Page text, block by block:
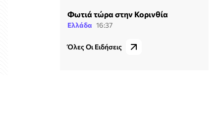
Φωτιά τώρα στην Κορινθία
Ελλάδα 16:37
Όλες Οι Ειδήσεις